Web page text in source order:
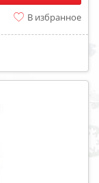
В избранное